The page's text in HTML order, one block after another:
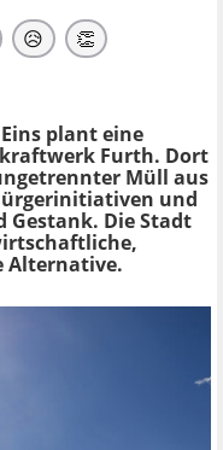
😥 👏
plant eine
Furth. Dort
Müll aus
und
Die Stadt
Alternative.